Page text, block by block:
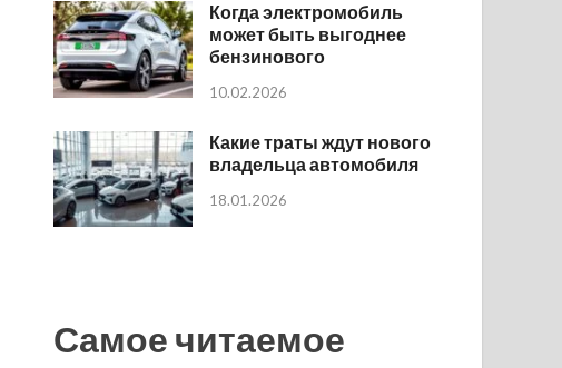
Когда электромобиль
может быть выгоднее
бензинового
10.02.2026
Какие траты ждут нового
владельца автомобиля
18.01.2026
Самое читаемое